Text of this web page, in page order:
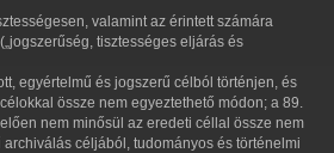
valamint az érintett számára
tisztességes eljárás és
egyértelmű és jogszerű célból történjen, és
össze nem egyeztethető módon; a 89.
nem minősül az eredeti céllal össze nem
céljából, tudományos és történelmi